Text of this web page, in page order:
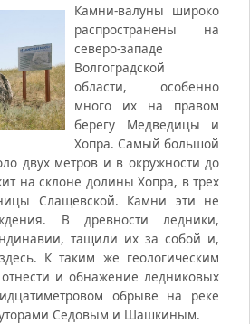
Камни-валуны широко
распространены на
северо-западе
Волгоградской
области, особенно
много их на правом
берегу Медведицы и
Хопра. Самый большой
двух метров и в окружности до
на склоне долины Хопра, в трех
Слащевской. Камни эти не
В древности ледники,
тащили их за собой и,
К таким же геологическим
и обнажение ледниковых
обрыве на реке
Седовым и Шашкиным.